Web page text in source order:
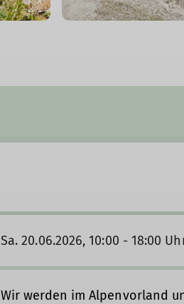
Sa. 20.06.2026, 10:00 - 18:00
Wir werden im Alpenvorland